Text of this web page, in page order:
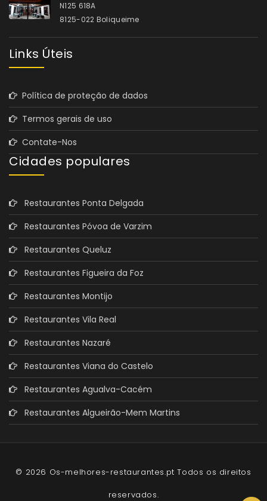
N125 618A
8125-022 Boliqueime
Links Úteis
Política de proteção de dados
Termos gerais de uso
Contate-Nos
Cidades populares
Restaurantes Ponta Delgada
Restaurantes Póvoa de Varzim
Restaurantes Queluz
Restaurantes Figueira da Foz
Restaurantes Montijo
Restaurantes Vila Real
Restaurantes Nazaré
Restaurantes Viana do Castelo
Restaurantes Agualva-Cacém
Restaurantes Algueirão-Mem Martins
© 2026 Os-melhores-restaurantes.pt Todos os direitos
reservados.